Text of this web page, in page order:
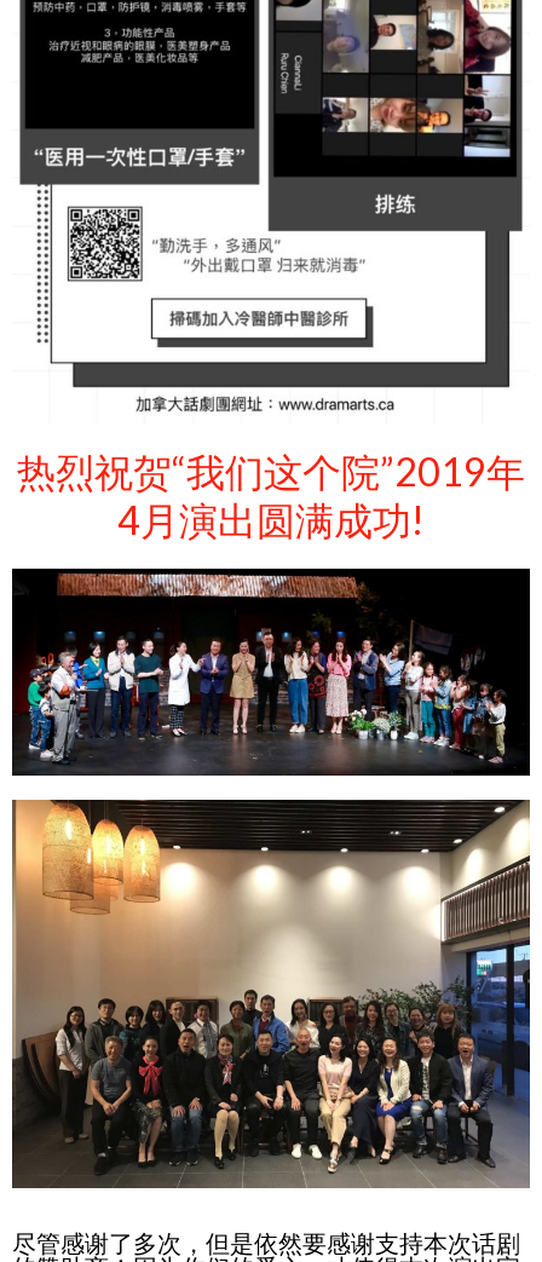
热烈祝贺“我们这个院”2019年
4月演出圆满成功!
尽管感谢了多次，但是依然要感谢支持本次话剧